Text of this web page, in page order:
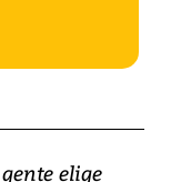
elige